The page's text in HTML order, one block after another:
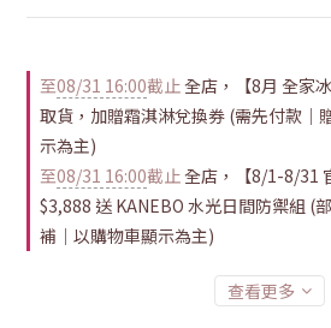
至08/31 16:00截止全店，【8月 全家
取貨，加贈霜淇淋兌換券 (需先付款｜
示為主)
至08/31 16:00截止全店，【8/1-8/31
$3,888 送 KANEBO 水光日間防禦組 (
補｜以購物車顯示為主)
查看更多